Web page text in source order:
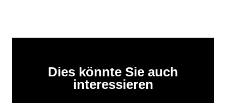
Dies könnte Sie auch
interessieren